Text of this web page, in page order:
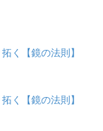
く【鏡の法則】
く【鏡の法則】